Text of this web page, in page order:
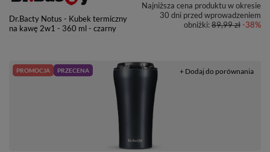
Dr.Bacty Notus - Kubek termiczny
na kawę 2w1 - 360 ml - czarny
Najniższa cena produktu w okresie
30 dni przed wprowadzeniem
obniżki:89,99 zł-38%
PROMOCJA PRZECENA + Dodaj do porównania